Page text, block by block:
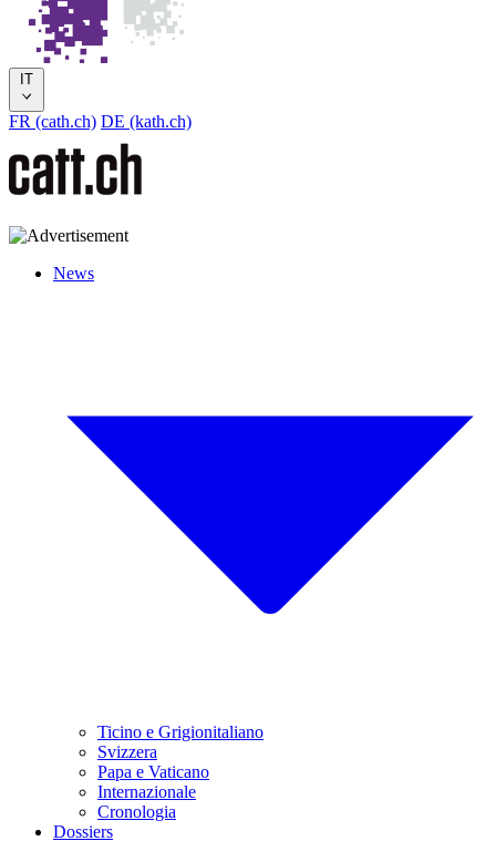
IT
FR (cath.ch) DE (kath.ch)
News
Ticino e Grigionitaliano
Svizzera
Papa e Vaticano
Internazionale
Cronologia
Dossiers